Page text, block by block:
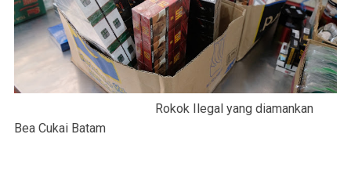
Rokok Ilegal yang diamankan
Bea Cukai Batam